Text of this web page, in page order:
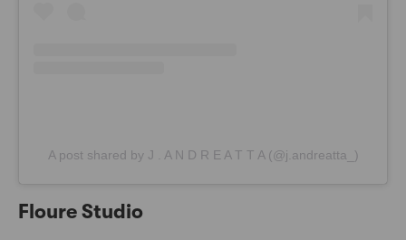
A post shared by J . A N D R E A T T A (@j.andreatta_)
Floure Studio